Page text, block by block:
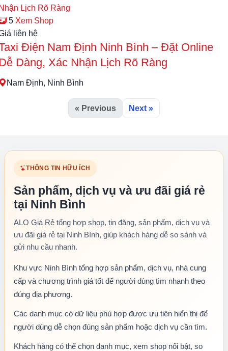
5 Xem Shop
liên hệ
Điện Nam Định Ninh Bình – Đặt Online
Dàng, Xác Nhận Lịch Rõ Ràng
Nam Định, Ninh Bình
« Previous Next »
THÔNG TIN HỮU ÍCH
Sản phẩm, dịch vụ và ưu đãi giá rẻ
tại Ninh Bình
ALO Giá Rẻ tổng hợp shop, tin đăng, sản phẩm, dịch vụ và
ưu đãi giá rẻ tại Ninh Bình, giúp khách hàng dễ so sánh và
gửi nhu cầu nhanh.
Khu vực Ninh Bình tổng hợp sản phẩm, dịch vụ, nhà cung
cấp và chương trình giá tốt để người dùng tìm nhanh theo
đúng địa phương.
Các danh mục có dữ liệu phù hợp được ưu tiên hiển thị để
người dùng dễ chọn đúng sản phẩm hoặc dịch vụ cần tìm.
Khách hàng có thể chọn danh mục, xem shop nổi bật, so